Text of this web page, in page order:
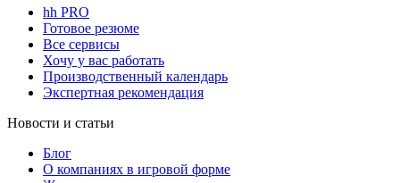
hh PRO
Готовое резюме
Все сервисы
Хочу у вас работать
Производственный календарь
Экспертная рекомендация
Новости и статьи
Блог
О компаниях в игровой форме